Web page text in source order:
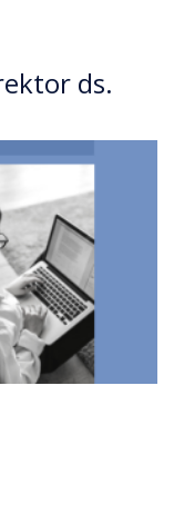
ds.